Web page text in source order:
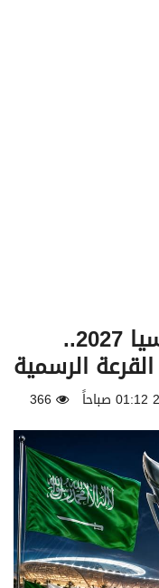
السعودية تحتضن كأس آسيا 2027..
الرسمية
366